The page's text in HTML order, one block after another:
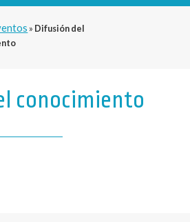
» Difusión del
conocimiento